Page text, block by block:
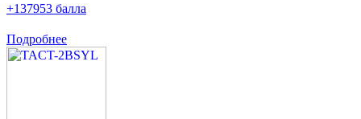
+137953 балла
Подробнее